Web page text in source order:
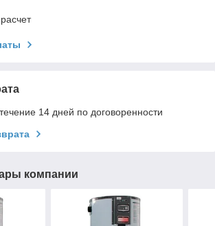
14 дней по договоренности
компании